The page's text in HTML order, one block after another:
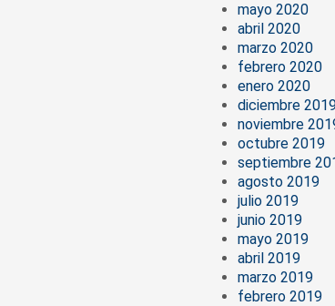
mayo 2020
abril 2020
marzo 2020
febrero 2020
enero 2020
diciembre
noviembre
octubre 2019
septiembre
agosto 2019
julio 2019
junio 2019
mayo 2019
abril 2019
marzo 2019
febrero 2019